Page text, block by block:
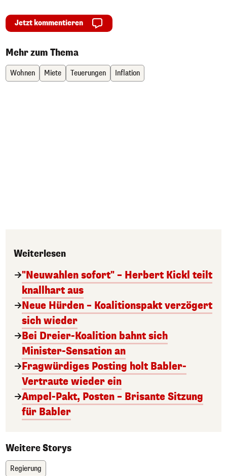
Jetzt kommentieren
Mehr zum Thema
Wohnen Miete Teuerungen Inflation
Weiterlesen
"Neuwahlen sofort" – Herbert Kickl teilt
knallhart aus
Neue Hürden – Koalitionspakt verzögert
sich wieder
Bei Dreier-Koalition bahnt sich
Minister-Sensation an
Fragwürdiges Posting holt Babler-
Vertraute wieder ein
Ampel-Pakt, Posten – Brisante Sitzung
für Babler
Weitere Storys
Regierung